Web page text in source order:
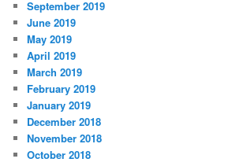
September 2019
June 2019
May 2019
April 2019
March 2019
February 2019
January 2019
December 2018
November 2018
October 2018